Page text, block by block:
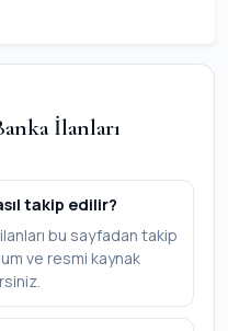
İlanları
takip edilir?
bu sayfadan takip
ve resmi kaynak